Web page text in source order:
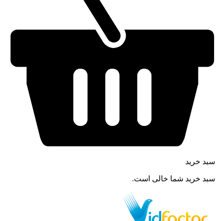
سبد خرید
سبد خرید شما خالی است.